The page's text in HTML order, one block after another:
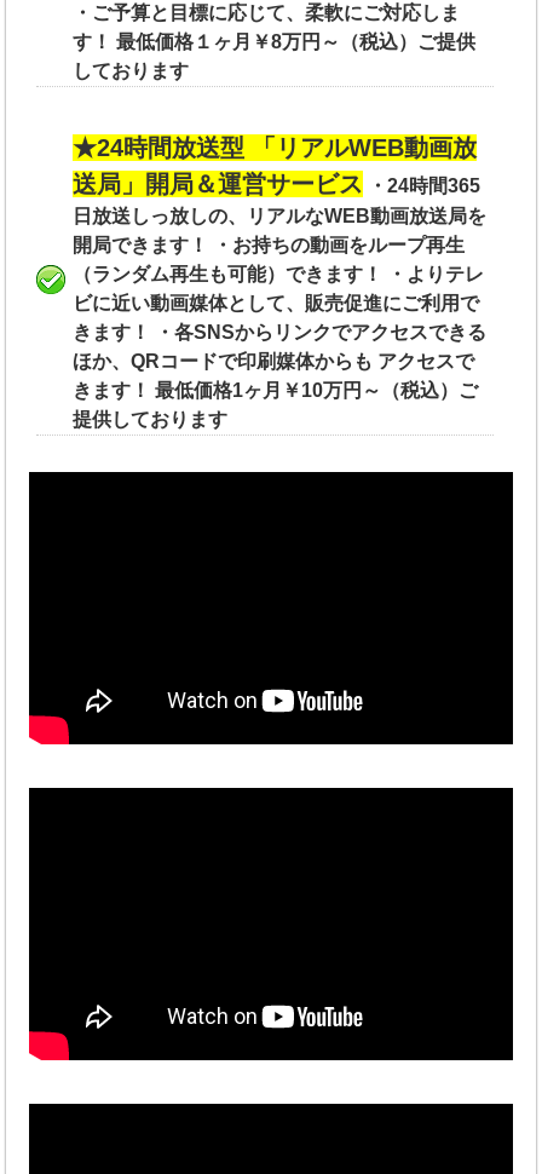
・ご予算と目標に応じて、柔軟にご対応しま
す！ 最低価格１ヶ月￥8万円～（税込）ご提供
しております
★24時間放送型 「リアルWEB動画放
送局」開局＆運営サービス
・24時間365
日放送しっ放しの、リアルなWEB動画放送局を
開局できます！ ・お持ちの動画をループ再生
（ランダム再生も可能）できます！ ・よりテレ
ビに近い動画媒体として、販売促進にご利用で
きます！ ・各SNSからリンクでアクセスできる
ほか、QRコードで印刷媒体からも アクセスで
きます！ 最低価格1ヶ月￥10万円～（税込）ご
提供しております